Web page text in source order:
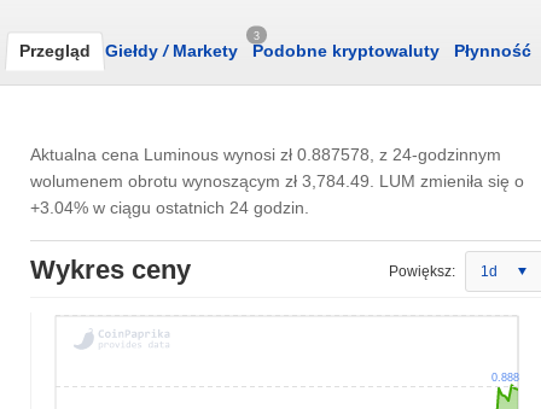
Przegląd Giełdy /Markety
3
Podobne kryptowaluty Płynność
Aktualna cena Luminous wynosi zł 0.887578 , z 24-godzinnym
wolumenem obrotu wynoszącym zł 3,784.49 . LUM zmieniła się o
+3.04% w ciągu ostatnich 24 godzin.
Wykres ceny Powiększ: 1d
0.888